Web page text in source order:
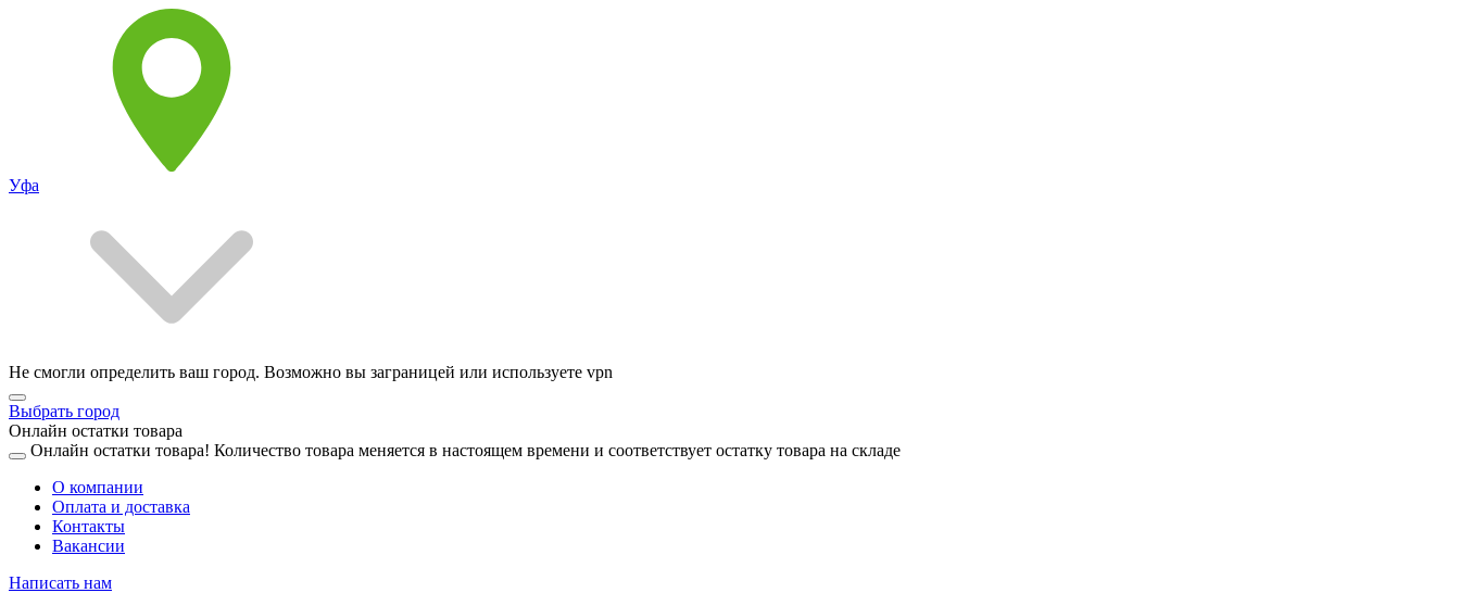
Уфа
Не смогли определить ваш город. Возможно вы заграницей или используете vpn
Выбрать город
Онлайн остатки товара
Онлайн остатки товара! Количество товара меняется в настоящем времени и соответствует остатку товара на складе
О компании
Оплата и доставка
Контакты
Вакансии
Написать нам